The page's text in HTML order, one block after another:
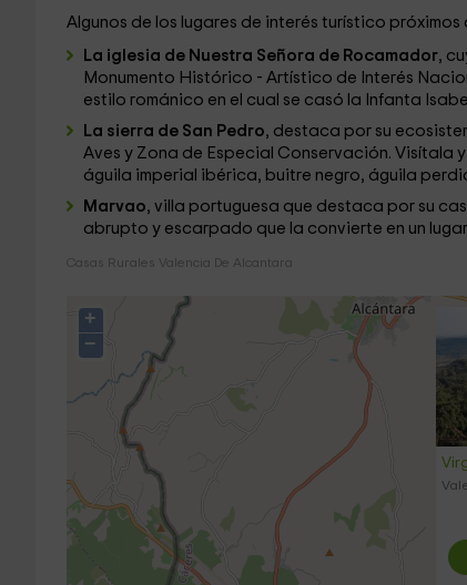
Algunos de los lugares de interés turístico
La iglesia de Nuestra Señora de Rocamador,
Monumento Histórico - Artístico de Interés
estilo románico en el cual se casó la Infanta
La sierra de San Pedro, destaca por su
Aves y Zona de Especial Conservación. Visítala
águila imperial ibérica, buitre negro, águila
Marvao, villa portuguesa que destaca por su
abrupto y escarpado que la convierte en un
Casas Rurales Valencia De Alcantara
+
−